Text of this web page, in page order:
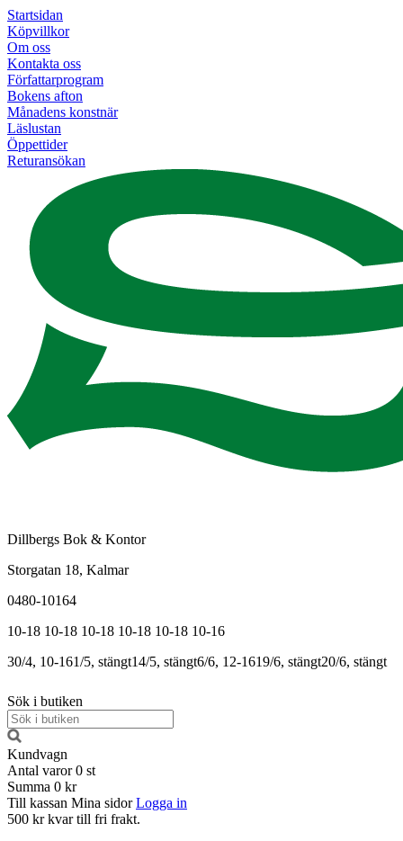
Startsidan
Köpvillkor
Om oss
Kontakta oss
Författarprogram
Bokens afton
Månadens konstnär
Läslustan
Öppettider
Returansökan
Dillbergs Bok & Kontor
Storgatan 18, Kalmar
0480-10164
10-18 10-18 10-18 10-18 10-18 10-16
30/4, 10-161/5, stängt14/5, stängt6/6, 12-1619/6, stängt20/6, stängt
Sök i butiken
Kundvagn
Antal varor 0 st
Summa 0 kr
Till kassan Mina sidor Logga in
500 kr kvar till fri frakt.